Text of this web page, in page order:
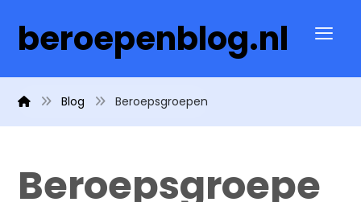
beroepenblog.nl
Blog Beroepsgroepen
Beroepsgroepe